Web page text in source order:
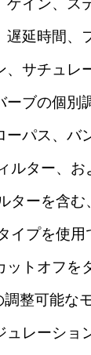
遅延時間、
、サチュレ
ブの個別
ーパス、バ
ルター、
ターを含
イプを使用
ットオフを
整可能な
ュレーショ